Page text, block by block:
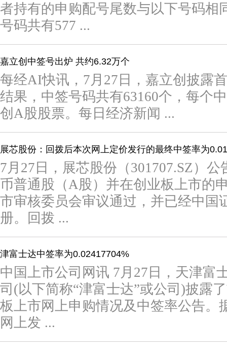
者持有的申购配号尾数与以下号码相
号码共有577 ...
嘉立创中签号出炉 共约6.32万个
每经AI快讯，7月27日，嘉立创披露
结果，中签号码共有63160个，每个
创A股股票。每日经济新闻 ...
展芯股份：回拨后本次网上定价发行的最终中签率为
7月27日，展芯股份（301707.SZ）
币普通股（A股）并在创业板上市的
市审核委员会审议通过，并已经中国
册。回拨 ...
津富士达中签率为0.02417704%
中国上市公司网讯 7月27日，天津富
司(以下简称“津富士达”或公司)披露
板上市网上申购情况及中签率公告。
网上发 ...